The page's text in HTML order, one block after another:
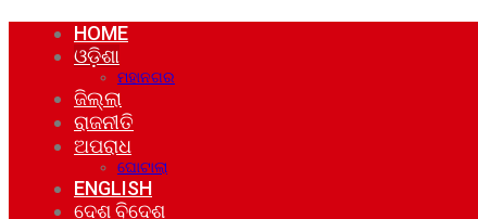
HOME
ଓଡ଼ିଶା
ମହାନଗର
ଜିଲ୍ଲା
ରାଜନୀତି
ଅପରାଧ
ଘୋଟାଲା
ENGLISH
ଦେଶ ବିଦେଶ